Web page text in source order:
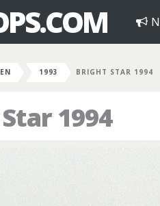
1993 BRIGHT STAR 1994
1994